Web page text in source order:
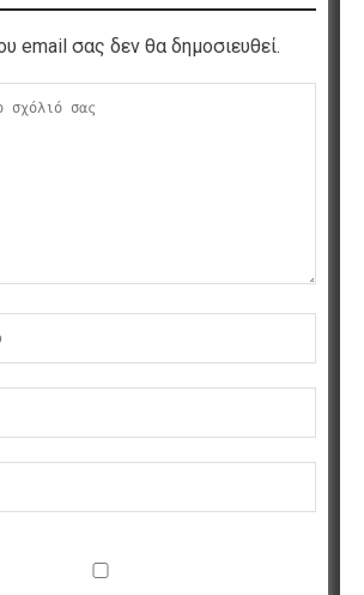
email σας δεν θα δημοσιευθεί.